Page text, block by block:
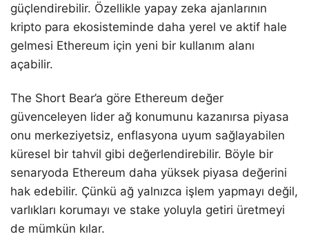
güçlendirebilir. Özellikle yapay zeka ajanlarının
kripto para ekosisteminde daha yerel ve aktif hale
gelmesi Ethereum için yeni bir kullanım alanı
açabilir.
The Short Bear’a göre Ethereum değer
güvenceleyen lider ağ konumunu kazanırsa piyasa
onu merkeziyetsiz, enflasyona uyum sağlayabilen
küresel bir tahvil gibi değerlendirebilir. Böyle bir
senaryoda Ethereum daha yüksek piyasa değerini
hak edebilir. Çünkü ağ yalnızca işlem yapmayı değil,
varlıkları korumayı ve stake yoluyla getiri üretmeyi
de mümkün kılar.